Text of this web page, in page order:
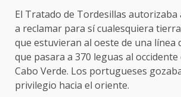
El Tratado de Tordesillas autorizaba
a reclamar para sí cualesquiera
que estuvieran al oeste de una línea
que pasara a 370 leguas al occidente
Cabo Verde. Los portugueses
privilegio hacia el oriente.